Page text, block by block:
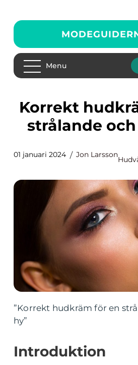
Menu
Korrekt hudkräm för en
strålande
01 januari 2024 Jon Larsson
”Korrekt hudkräm för en
hy”
Introduktion